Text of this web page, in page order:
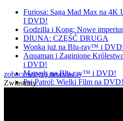
Furiosa: Saga Mad Max na
I DVD!
Godzilla i Kong: Nowe
DIUNA: CZĘŚĆ DRUGA
Wonka już na Blu-ray™ i
Aquaman i Zaginione
i DVD!
Marvels na Blu-ray™ i DVD!
Psi Patrol: Wielki Film na DVD!
zobacz więcej newsów »
Zwiastuny